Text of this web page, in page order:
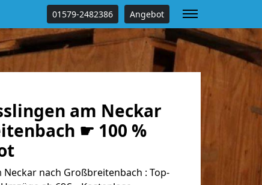
01579-2482386 Angebot
am Neckar
☛ 100 %
Neckar nach Großbreitenbach : Top-